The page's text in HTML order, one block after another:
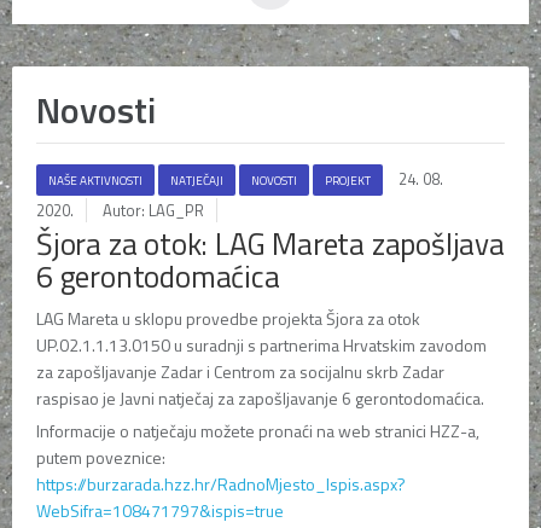
Novosti
NAŠE AKTIVNOSTI NATJEČAJI NOVOSTI PROJEKT
24. 08.
2020.
Autor: LAG_PR
Šjora za otok: LAG Mareta zapošljava
6 gerontodomaćica
LAG Mareta u sklopu provedbe projekta Šjora za otok
UP.02.1.1.13.0150 u suradnji s partnerima Hrvatskim zavodom
za zapošljavanje Zadar i Centrom za socijalnu skrb Zadar
raspisao je Javni natječaj za zapošljavanje 6 gerontodomaćica.
Informacije o natječaju možete pronaći na web stranici HZZ-a,
putem poveznice:
https://burzarada.hzz.hr/RadnoMjesto_Ispis.aspx?
WebSifra=108471797&ispis=true